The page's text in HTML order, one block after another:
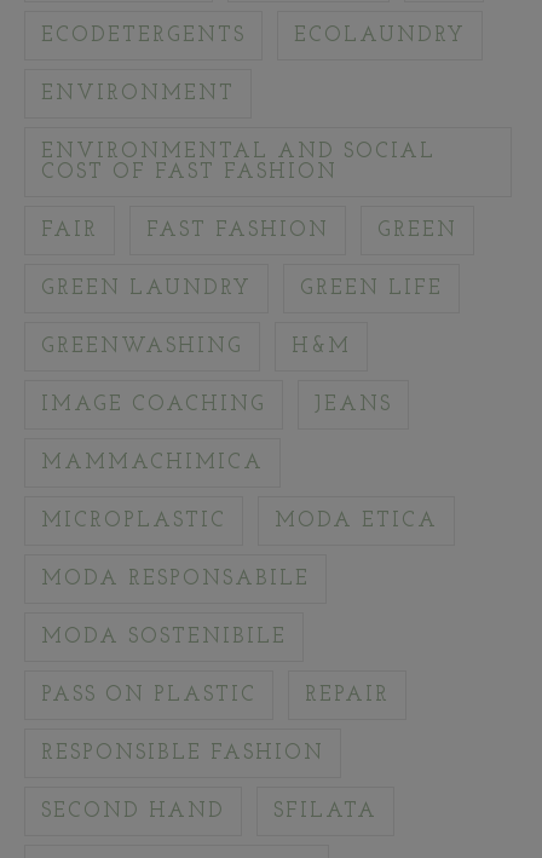
ECODETERGENTS ECOLAUNDRY
ENVIRONMENT
ENVIRONMENTAL AND SOCIAL
COST OF FAST FASHION
FAIR FAST FASHION GREEN
GREEN LAUNDRY GREEN LIFE
GREENWASHING H&M
IMAGE COACHING JEANS
MAMMACHIMICA
MICROPLASTIC MODA ETICA
MODA RESPONSABILE
MODA SOSTENIBILE
PASS ON PLASTIC REPAIR
RESPONSIBLE FASHION
SECOND HAND SFILATA